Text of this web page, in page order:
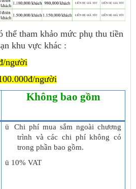
thể tham khảo mức phụ thu tiền
khu vực khác :
người
người
Không bao gồm
ü
Chi phí mua sắm ngoài chương
trình và các chi phí không có
trong phần bao gồm.
ü 10% VAT